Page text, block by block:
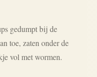
gedumpt bij de
toe, zaten onder de
vol met wormen.